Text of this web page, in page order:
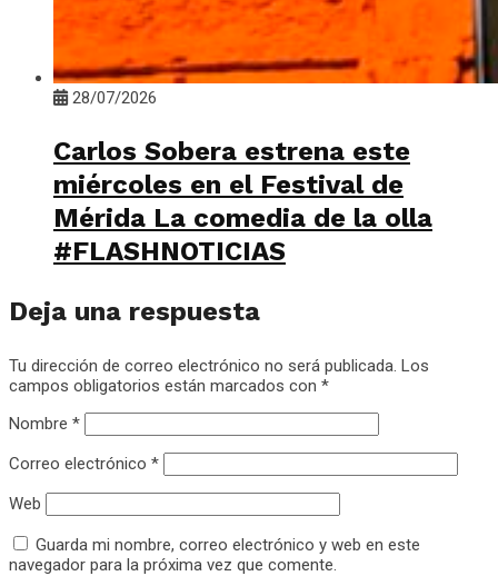
28/07/2026
Carlos Sobera estrena este
miércoles en el Festival de
Mérida La comedia de la olla
#FLASHNOTICIAS
Deja una respuesta
Tu dirección de correo electrónico no será publicada. Los
campos obligatorios están marcados con *
Nombre *
Correo electrónico *
Web
Guarda mi nombre, correo electrónico y web en este
navegador para la próxima vez que comente.